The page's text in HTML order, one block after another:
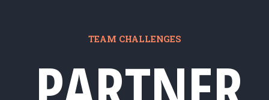
TEAM CHALLENGES